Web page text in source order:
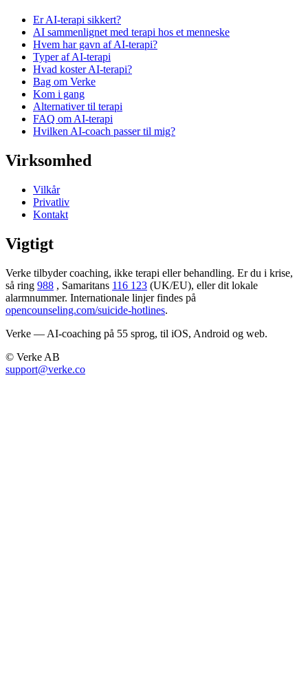
Er AI-terapi sikkert?
AI sammenlignet med terapi hos et menneske
Hvem har gavn af AI-terapi?
Typer af AI-terapi
Hvad koster AI-terapi?
Bag om Verke
Kom i gang
Alternativer til terapi
FAQ om AI-terapi
Hvilken AI-coach passer til mig?
Virksomhed
Vilkår
Privatliv
Kontakt
Vigtigt
Verke tilbyder coaching, ikke terapi eller behandling. Er du i krise,
så ring 988 , Samaritans 116 123 (UK/EU), eller dit lokale
alarmnummer. Internationale linjer findes på
opencounseling.com/suicide-hotlines.
Verke — AI-coaching på 55 sprog, til iOS, Android og web.
© Verke AB
support@verke.co